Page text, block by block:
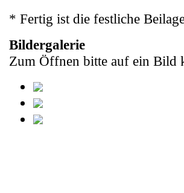
* Fertig ist die festliche
Bildergalerie
Zum Öffnen bitte auf ein Bild